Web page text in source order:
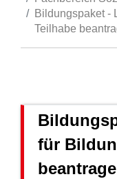
Bildungspaket -
Teilhabe
für